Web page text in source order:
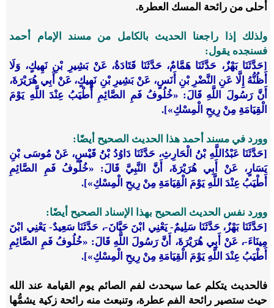
أحلى من رائحة المسك العطرة.
ولذلك إذا راجعنا الحديث بالكامل من مسند الإمام أحمد
فسنجده يقول:
[حَدَّثَنَا بَهْزٌ، حَدَّثَنَا هَمَّامٌ، حَدَّثَنَا قَتَادَةُ، عَنْ بَشِيرِ بْنِ نَهِيكٍ، وَلَا
أَظُنُّهُ إِلَّا عَنِ النَّضْرِ بْنِ أَنَسٍ، عَنْ بَشِيرِ بْنِ نَهِيكٍ، عَنْ أَبِي هُرَيْرَةَ،
أَنَّ رَسُولَ اللَّهِ قَالَ: «خُلُوفُ فَمِ الصَّائِمِ أَطْيَبُ عِنْدَ اللَّهِ يَوْمَ
الْقِيَامَةِ مِنْ رِيحِ الْمِسْكِ»].
وورد في مسند أحمد هذا الحديث الصحيح أيضًا:
[حَدَّثَنَا عَبْدُاللَّهِ بْنُ الْحَارِثِ، حَدَّثَنَا دَاوُدُ بْنُ قَيْسٍ، عَنْ مُوسَى بْنِ
يَسَارٍ، عَنْ أَبِي هُرَيْرَةَ، أَنَّ النَّبِيَّ قَالَ: «خُلُوفُ فَمِ الصَّائِمِ
أَطْيَبُ عِنْدَ اللَّهِ يَوْمَ الْقِيَامَةِ مِنْ رِيحِ الْمِسْكِ»].
وورد نفس الحديث الصحيح بهذا الإسناد الصحيح أيضًا:
[حَدَّثَنَا بَهْزٌ، حَدَّثَنَا سَلِيمٌ- يَعْنِي ابْنَ حَيَّانَ-، حَدَّثَنَا سَعِيدٌ- يَعْنِي ابْنَ
مِينَاءَ-، عَنْ أَبِي هُرَيْرَةَ، أَنَّ رَسُولَ اللَّهِ قَالَ: «خُلُوفُ فَمِ الصَّائِمِ
أَطْيَبُ عِنْدَ اللَّهِ يَوْمَ الْقِيَامَةِ مِنْ رِيحِ الْمِسْكِ»].
فالحديث يتكلم عما سيحدث لفم الصائم يوم القيامة عند الله
حيث ستصير رائحة الفم عطرة، وتنبعث منه رائحة زكية يشمُّها